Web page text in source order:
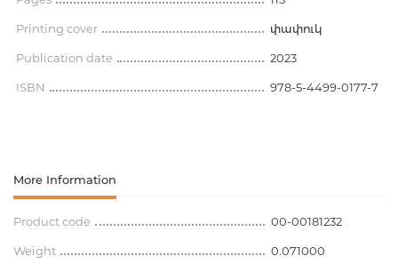
Printing cover փափուկ
Publication date 2023
ISBN 978-5-4499-0177-7
More Information
Product code 00-00181232
Weight 0.071000